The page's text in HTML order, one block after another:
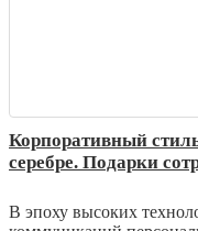
Корпоративный
серебре. Подарки
В эпоху высоких